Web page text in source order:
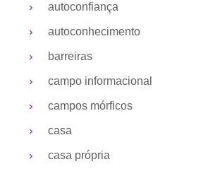
autoconfiança
autoconhecimento
barreiras
campo informacional
campos mórficos
casa
casa própria